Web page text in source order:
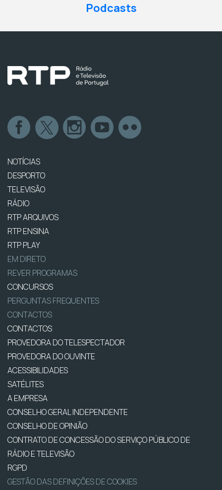
Podcasts
NOTÍCIAS
DESPORTO
TELEVISÃO
RÁDIO
RTP ARQUIVOS
RTP ENSINA
RTP PLAY
EM DIRETO
REVER PROGRAMAS
CONCURSOS
PERGUNTAS FREQUENTES
CONTACTOS
CONTACTOS
PROVEDORA DO TELESPECTADOR
PROVEDORA DO OUVINTE
ACESSIBILIDADES
SATÉLITES
A EMPRESA
CONSELHO GERAL INDEPENDENTE
CONSELHO DE OPINIÃO
CONTRATO DE CONCESSÃO DO SERVIÇO PÚBLICO DE
RÁDIO E TELEVISÃO
RGPD
GESTÃO DAS DEFINIÇÕES DE COOKIES